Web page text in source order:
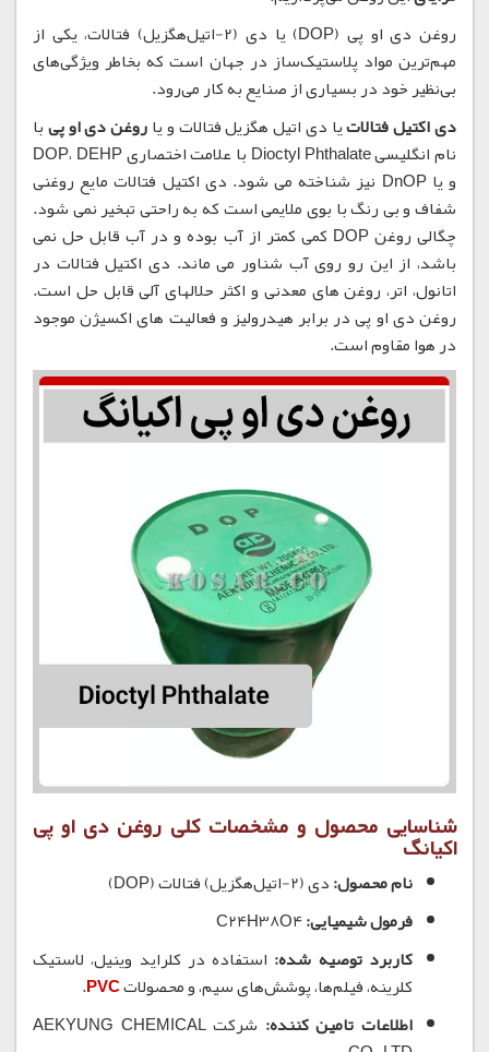
روغن دی او پی (DOP) یا دی (2-اتیل‌هگزیل) فتالات، یکی از
مهم‌ترین مواد پلاستیک‌ساز در جهان است که بخاطر ویژگی‌های
بی‌نظیر خود در بسیاری از صنایع به کار می‌رود.
دی اکتیل فتالاتیا دی اتیل هگزیل فتالات و یاروغن دی او پیبا
نام انگلیسی Dioctyl Phthalate با علامت اختصاری DOP، DEHP
و یا DnOP نیز شناخته می شود. دی اکتیل فتالات مایع روغنی
شفاف و بی رنگ با بوی ملایمی است که به راحتی تبخیر نمی شود.
چگالی روغن DOP کمی کمتر از آب بوده و در آب قابل حل نمی
باشد، از این رو روی آب شناور می ماند. دی اکتیل فتالات در
اتانول، اتر، روغن های معدنی و اکثر حلالهای آلی قابل حل است.
روغن دی او پی در برابر هیدرولیز و فعالیت های اکسیژن موجود
در هوا مقاوم است.
شناسایی محصول و مشخصات کلی روغن دی او پی
اکیانگ
نام محصول:دی (2-اتیل‌هگزیل) فتالات (DOP)
فرمول شیمیایی:C24H38O4
کاربرد توصیه شده: استفاده در کلراید وینیل، لاستیک
کلرینه، فیلم‌ها، پوشش‌های سیم، و محصولاتPVC
.
اطلاعات تامین کننده:
شرکت AEKYUNG CHEMICAL